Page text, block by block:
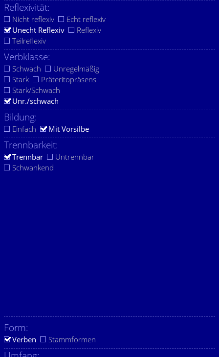
Reflexivität:
Nicht reflexiv
Echt reflexiv
Unecht Reflexiv
Reflexiv
Teilreflexiv
Verbklasse:
Schwach
Unregelmäßig
Stark
Präteritopräsens
Stark/Schwach
Unr./schwach
Bildung:
Einfach Mit Vorsilbe
Trennbarkeit:
Trennbar
Untrennbar
Schwankend
Form:
Verben Stammformen